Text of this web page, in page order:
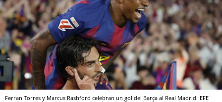
Ferran Torres y Marcus Rashford celebran un gol del Barça al Real Madrid EFE